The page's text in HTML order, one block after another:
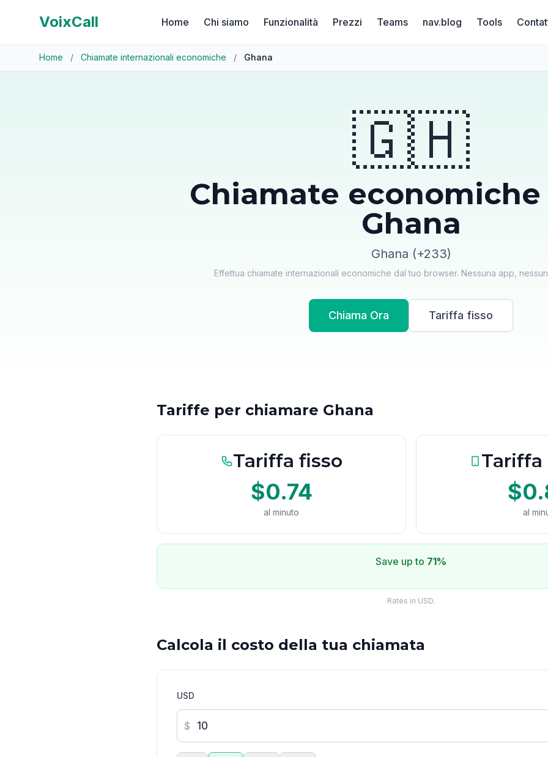
VoixCall Home Chi siamo Funzionalità Prezzi Teams nav.blog Tools
Home / Chiamate internazionali economiche / Ghana
🇬🇭
Chiamate economiche
Ghana
Ghana (+233)
Effettua chiamate internazionali economiche dal tuo browser. Nessuna app,
Chiama Ora Tariffa fisso
Tariffe per chiamare Ghana
Tariffa fisso
$0.74
al minuto al
Save up to 71%
Rates in USD.
Calcola il costo della tua chiamata
USD
$